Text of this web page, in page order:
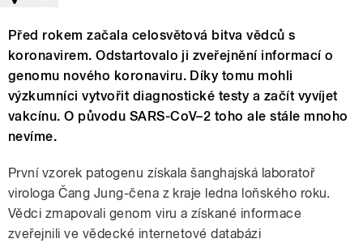
Před rokem začala celosvětová bitva vědců s
koronavirem. Odstartovalo ji zveřejnění informací o
genomu nového koronaviru. Díky tomu mohli
výzkumníci vytvořit diagnostické testy a začít vyvíjet
vakcínu. O původu SARS-CoV–2 toho ale stále mnoho
nevíme.
První vzorek patogenu získala šanghajská laboratoř
virologa Čang Jung-čena z kraje ledna loňského roku.
Vědci zmapovali genom viru a získané informace
zveřejnili ve vědecké internetové databázi